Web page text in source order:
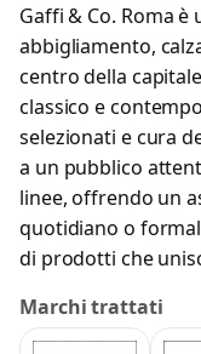
Gaffi & Co. Roma
abbigliamento,
centro della
classico e
selezionati e cura
a un pubblico
linee, offrendo un
quotidiano o
di prodotti che
Marchi trattati